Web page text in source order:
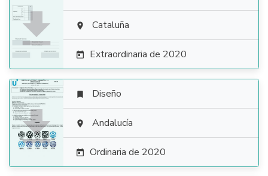
  Cataluña
 Extraordinaria de 2020

 Diseño
 Andalucía
 Ordinaria de 2020